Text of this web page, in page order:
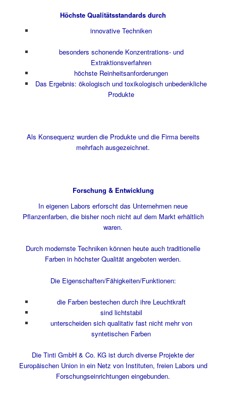
Höchste Qualitätsstandards durch
innovative Techniken
besonders schonende Konzentrations- und
Extraktionsverfahren
höchste Reinheitsanforderungen
Das Ergebnis: ökologisch und toxikologisch unbedenkliche
Produkte
Als Konsequenz wurden die Produkte und die Firma bereits
mehrfach ausgezeichnet.
Forschung & Entwicklung
In eigenen Labors erforscht das Unternehmen neue
Pflanzenfarben, die bisher noch nicht auf dem Markt erhältlich
waren.
Durch modernste Techniken können heute auch traditionelle
Farben in höchster Qualität angeboten werden.
Die Eigenschaften/Fähigkeiten/Funktionen:
die Farben bestechen durch ihre Leuchtkraft
sind lichtstabil
unterscheiden sich qualitativ fast nicht mehr von
syntetischen Farben
Die Tinti GmbH & Co. KG ist durch diverse Projekte der
Europäischen Union in ein Netz von Instituten, freien Labors und
Forschungseinrichtungen eingebunden.